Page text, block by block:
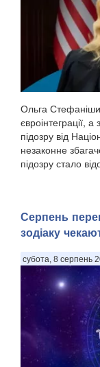
Ольга
підозру від
незаконне
підозру стало
Серпень
зодіаку
субота, 8 серпень